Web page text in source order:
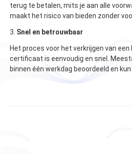
terug te betalen, mits je aan alle
maakt het risico van bieden zonder
3. Snel en betrouwbaar
Het proces voor het verkrijgen van
certificaat is eenvoudig en snel.
binnen één werkdag beoordeeld en